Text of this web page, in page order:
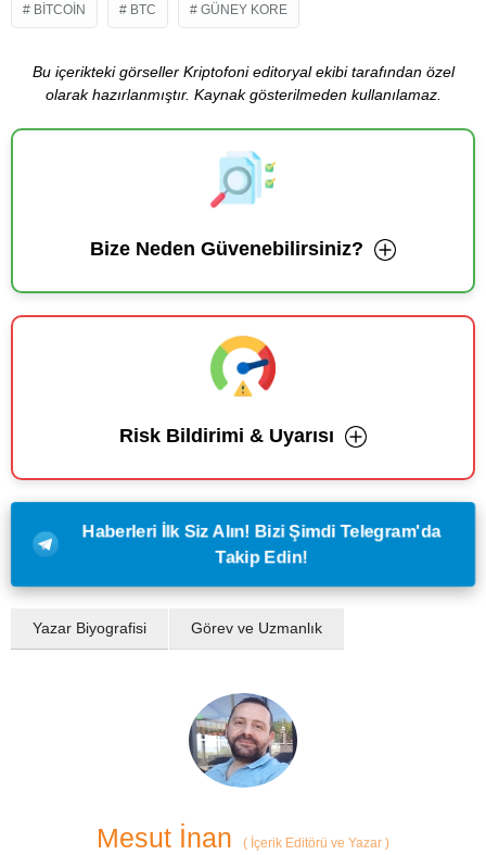
BITCOIN BTC GÜNEY KORE
Bu içerikteki görseller Kriptofoni editoryal ekibi tarafından özel
olarak hazırlanmıştır. Kaynak gösterilmeden kullanılamaz.
Bize Neden Güvenebilirsiniz?
Risk Bildirimi & Uyarısı
Haberleri İlk Siz Alın! Bizi Şimdi Telegram'da
Takip Edin!
Yazar Biyografisi Görev ve Uzmanlık
Mesut İnan ( İçerik Editörü ve Yazar )